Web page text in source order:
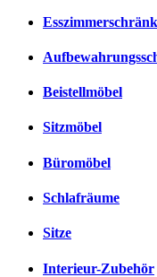
Beistellmöbel
Sitzmöbel
Büromöbel
Schlafräume
Sitze
Interieur-Zubehör